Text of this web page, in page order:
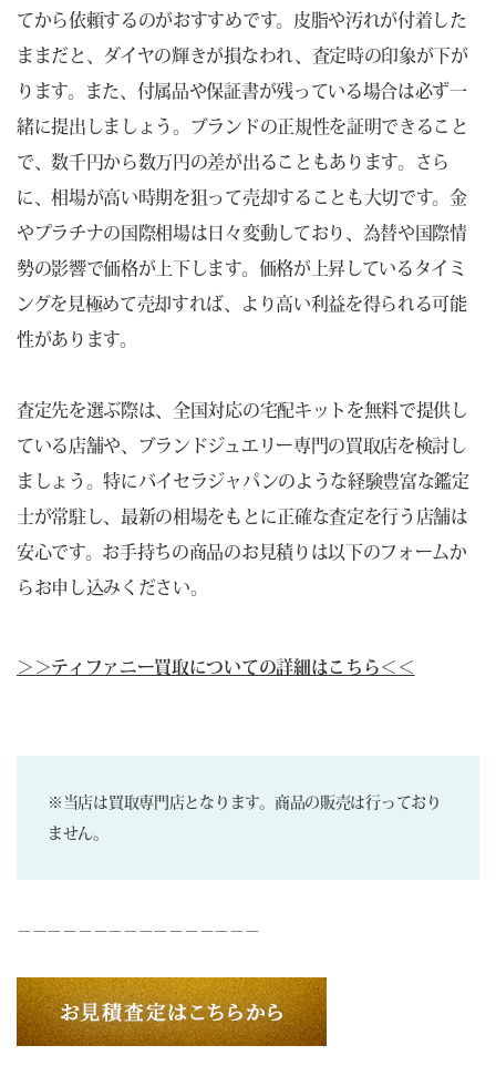
てから依頼するのがおすすめです。皮脂や汚れが付着した
ままだと、ダイヤの輝きが損なわれ、査定時の印象が下が
ります。また、付属品や保証書が残っている場合は必ず一
緒に提出しましょう。ブランドの正規性を証明できること
で、数千円から数万円の差が出ることもあります。さら
に、相場が高い時期を狙って売却することも大切です。金
やプラチナの国際相場は日々変動しており、為替や国際情
勢の影響で価格が上下します。価格が上昇しているタイミ
ングを見極めて売却すれば、より高い利益を得られる可能
性があります。
査定先を選ぶ際は、全国対応の宅配キットを無料で提供し
ている店舗や、ブランドジュエリー専門の買取店を検討し
ましょう。特にバイセラジャパンのような経験豊富な鑑定
士が常駐し、最新の相場をもとに正確な査定を行う店舗は
安心です。お手持ちの商品のお見積りは以下のフォームか
らお申し込みください。
＞＞ティファニー買取についての詳細はこちら＜＜
※当店は買取専門店となります。商品の販売は行っており
ません。
－－－－－－－－－－－－－－－－